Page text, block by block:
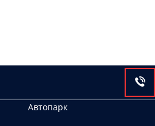
Автопарк